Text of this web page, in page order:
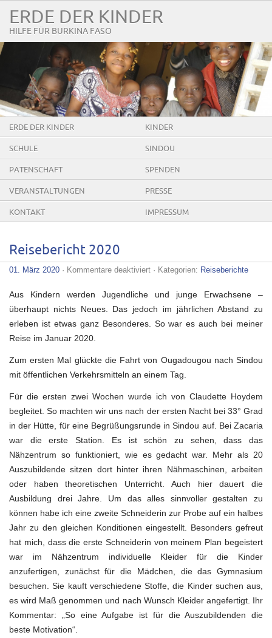
ERDE DER KINDER
HILFE FÜR BURKINA FASO
ERDE DER KINDER KINDER
SCHULE SINDOU
PATENSCHAFT SPENDEN
VERANSTALTUNGEN PRESSE
KONTAKT IMPRESSUM
Reisebericht 2020
01. März 2020 · Kommentare deaktiviertfür· Kategorien: Reiseberichte
Aus Kindern werden Jugendliche und junge Erwachsene –
überhaupt nichts Neues. Das jedoch im jährlichen Abstand zu
erleben ist etwas ganz Besonderes. So war es auch bei meiner
Reise im Januar 2020.
Zum ersten Mal glückte die Fahrt von Ougadougou nach Sindou
mit öffentlichen Verkehrsmitteln an einem Tag.
Für die ersten zwei Wochen wurde ich von Claudette Hoydem
begleitet. So machten wir uns nach der ersten Nacht bei 33° Grad
in der Hütte, für eine Begrüßungsrunde in Sindou auf. Bei Zacaria
war die erste Station. Es ist schön zu sehen, dass das
Nähzentrum so funktioniert, wie es gedacht war. Mehr als 20
Auszubildende sitzen dort hinter ihren Nähmaschinen, arbeiten
oder haben theoretischen Unterricht. Auch hier dauert die
Ausbildung drei Jahre. Um das alles sinnvoller gestalten zu
können habe ich eine zweite Schneiderin zur Probe auf ein halbes
Jahr zu den gleichen Konditionen eingestellt. Besonders gefreut
hat mich, dass die erste Schneiderin von meinem Plan begeistert
war im Nähzentrum individuelle Kleider für die Kinder
anzufertigen, zunächst für die Mädchen, die das Gymnasium
besuchen. Sie kauft verschiedene Stoffe, die Kinder suchen aus,
es wird Maß genommen und nach Wunsch Kleider angefertigt. Ihr
Kommentar: „So eine Aufgabe ist für die Auszubildenden die
beste Motivation“.